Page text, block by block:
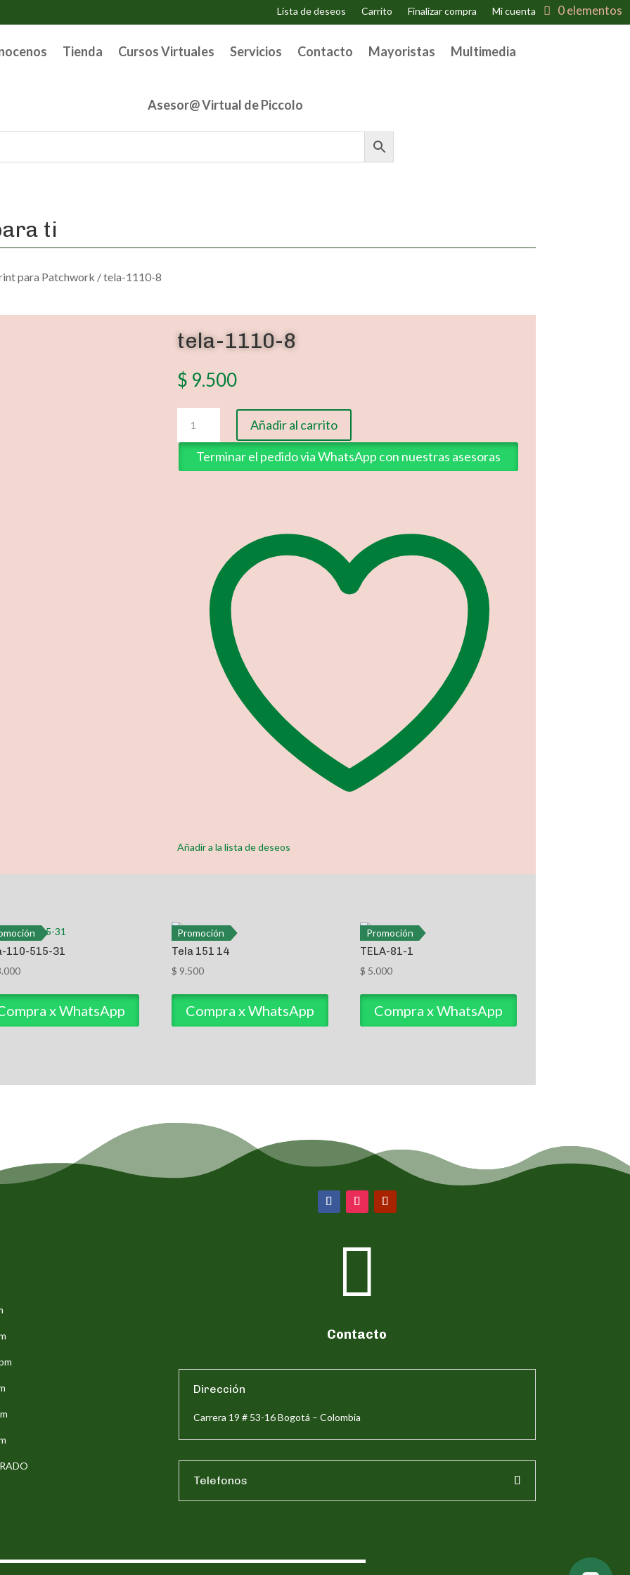
Lista de deseos Carrito Finalizar compra Mi cuenta 0 elementos
Tienda Cursos Virtuales Servicios Contacto Mayoristas Multimedia
Asesor@ Virtual de Piccolo
ti
para Patchwork / tela-1110-8
tela-1110-8
$ 9.500
1110-
8
cantidad
Añadir al carrito
Terminar el pedido via WhatsApp con nuestras asesoras
Añadir a la lista de deseos
110-515-31
x WhatsApp
Promoción
Tela 151 14
$ 9.500
Compra x WhatsApp
Promoción
TELA-81-1
$ 5.000
Compra x WhatsApp

Contacto
Dirección
Carrera 19 # 53-16 Bogotá – Colombia
Telefonos